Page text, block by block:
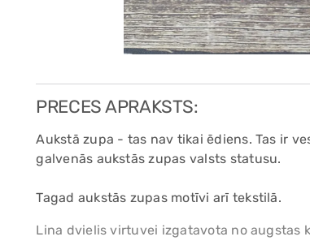
PRECES APRAKSTS:
Aukstā zupa - tas nav tikai ēdiens. Tas ir
galvenās aukstās zupas valsts statusu.
Tagad aukstās zupas motīvi arī tekstilā.
Lina dvielis virtuvei izgatavota no augstas